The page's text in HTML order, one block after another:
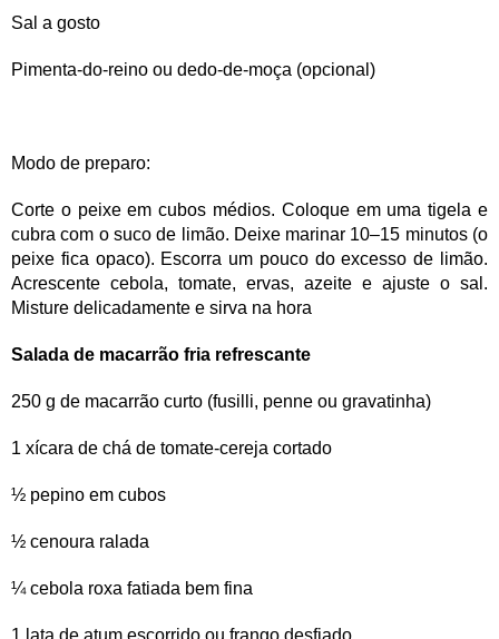
Sal a gosto
Pimenta-do-reino ou dedo-de-moça (opcional)
Modo de preparo:
Corte o peixe em cubos médios. Coloque em uma tigela e
cubra com o suco de limão. Deixe marinar 10–15 minutos (o
peixe fica opaco). Escorra um pouco do excesso de limão.
Acrescente cebola, tomate, ervas, azeite e ajuste o sal.
Misture delicadamente e sirva na hora
Salada de macarrão fria refrescante
250 g de macarrão curto (fusilli, penne ou gravatinha)
1 xícara de chá de tomate-cereja cortado
½ pepino em cubos
½ cenoura ralada
¼ cebola roxa fatiada bem fina
1 lata de atum escorrido ou frango desfiado